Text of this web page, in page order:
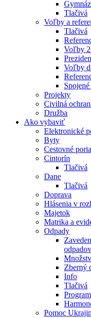
Tlačivá
Voľby a
Tlačivá
Voľby
Voľby
Projekty
Civilná
Družba
Ako vybaviť
Elektronické
Byty
Cestovné
Cintorín
Tlačivá
Dane
Tlačivá
Doprava
Hlásenia v
Majetok
Matrika a
Odpady
odpadov
Zberný
Info
Tlačivá
Pomoc